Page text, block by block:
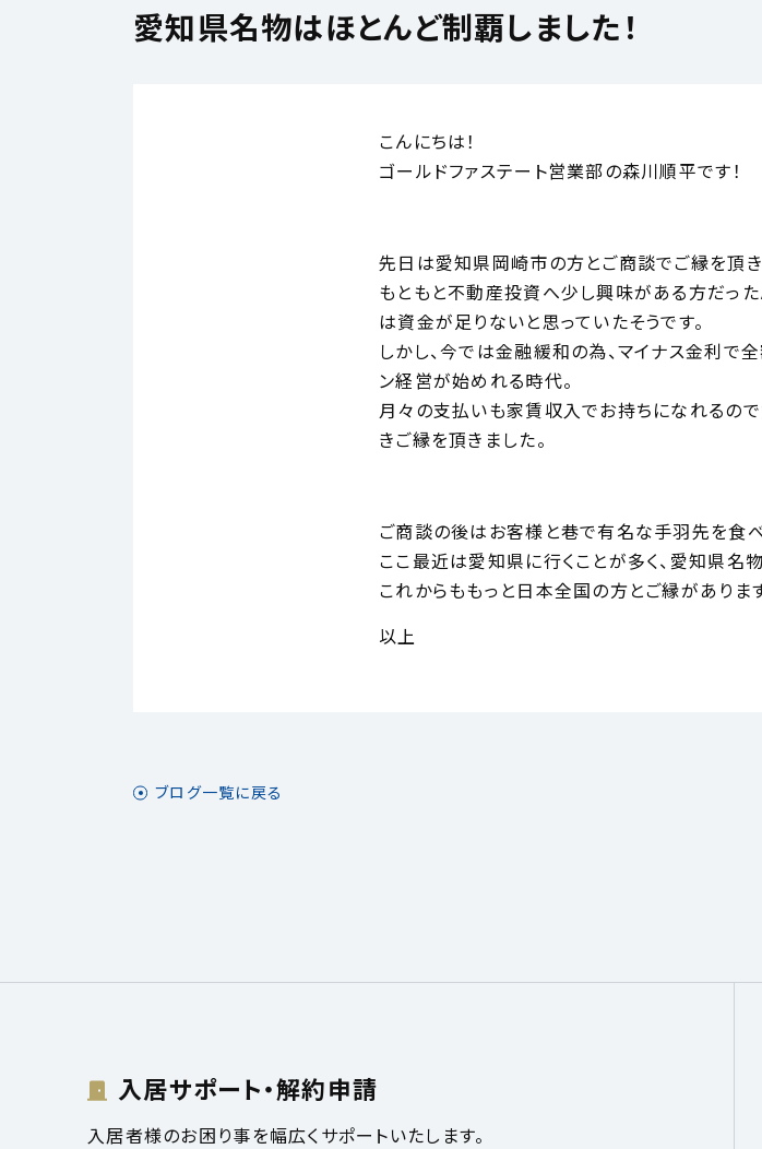
愛知県名物はほとんど制覇しました！
こんにちは！
ゴールドファステート営業部の森川順平です！
先日は愛知県岡崎市の方とご商談でご縁を頂き
もともと不動産投資へ少し興味がある方だっ
は資金が足りないと思っていたそうです。
しかし、今では金融緩和の為、マイナス金利で
ン経営が始めれる時代。
月々の支払いも家賃収入でお持ちになれるの
きご縁を頂きました。
ご商談の後はお客様と巷で有名な手羽先を食べ
ここ最近は愛知県に行くことが多く、愛知県名
これからももっと日本全国の方とご縁がありま
以上
ブログ一覧に戻る
入居サポート・解約申請
入居者様のお困り事を幅広くサポートいたします。